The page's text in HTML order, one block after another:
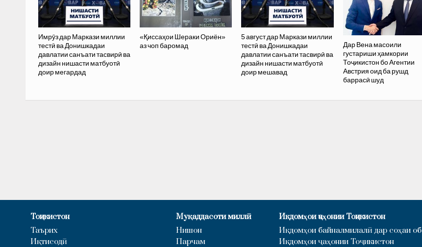
Имрӯз дар Маркази миллии
тестӣ ва Донишкадаи
давлатии санъати тасвирӣ ва
дизайн нишасти матбуотӣ
доир мегардад
«Қиссаҳои Шераки Ориён»
аз чоп баромад
5 август дар Маркази миллии
тестӣ ва Донишкадаи
давлатии санъати тасвирӣ ва
дизайн нишасти матбуотӣ
доир мешавад
Дар Вена масоили
густариши ҳамкории
Тоҷикистон бо Агентии
Австрия оид ба рушд
баррасӣ шуд
Тоҷикистон
Таърих
Иқтисодӣ
Муқаддасоти миллӣ
Нишон
Парчам
Иқдомҳои ҷаҳонии Тоҷикистон
Иқдомҳои байналмилалӣ дар соҳаи об
Иқдомҳои ҷаҳонии Тоҷикистон